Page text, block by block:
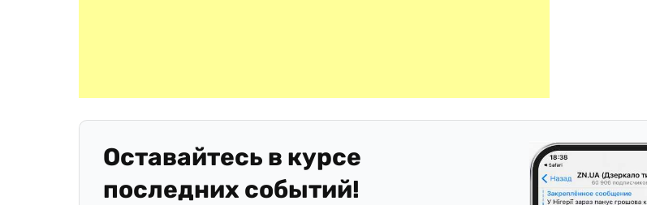
Оставайтесь в курсе
последних событий!